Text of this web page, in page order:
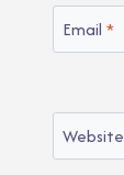
Email *
Website